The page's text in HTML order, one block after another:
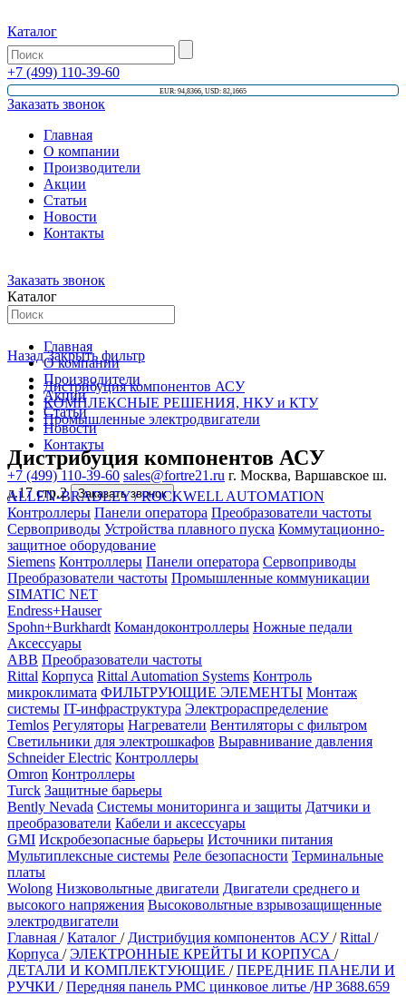
Каталог
+7 (499) 110-39-60
EUR: 94,8366, USD: 82,1665
Заказать звонок
Главная
О компании
Производители
Акции
Статьи
Новости
Контакты
Заказать звонок
Каталог
Главная
О компании
Производители
Акции
Статьи
Новости
Контакты
+7 (499) 110-39-60 sales@fortre21.ru г. Москва, Варшавское ш.
д.17 стр.2
Заказать звонок
Назад Закрыть фильтр
Дистрибуция компонентов АСУ
КОМПЛЕКСНЫЕ РЕШЕНИЯ, НКУ и КТУ
Промышленные электродвигатели
Дистрибуция компонентов АСУ
ALLEN-BRADLEY / ROCKWELL AUTOMATION
Контроллеры Панели оператора Преобразователи частоты
Сервоприводы Устройства плавного пуска Коммутационно-
защитное оборудование
Siemens Контроллеры Панели оператора Сервоприводы
Преобразователи частоты Промышленные коммуникации
SIMATIC NET
Endress+Hauser
Spohn+Burkhardt Командоконтроллеры Ножные педали
Аксессуары
ABB Преобразователи частоты
Rittal Корпуса Rittal Automation Systems Контроль
микроклимата ФИЛЬТРУЮЩИЕ ЭЛЕМЕНТЫ Монтаж
системы IT-инфраструктура Электрораспределение
Temlos Регуляторы Нагреватели Вентиляторы с фильтром
Светильники для электрошкафов Выравнивание давления
Schneider Electric Контроллеры
Omron Контроллеры
Turck Защитные барьеры
Bently Nevada Системы мониторинга и защиты Датчики и
преобразователи Кабели и аксессуары
GMI Искробезопасные барьеры Источники питания
Мультиплексные системы Реле безопасности Терминальные
платы
Wolong Низковольтные двигатели Двигатели среднего и
высокого напряжения Высоковольтные взрывозащищенные
электродвигатели
Главная / Каталог / Дистрибуция компонентов АСУ / Rittal /
Корпуса / ЭЛЕКТРОННЫЕ КРЕЙТЫ И КОРПУСА /
ДЕТАЛИ И КОМПЛЕКТУЮЩИЕ / ПЕРЕДНИЕ ПАНЕЛИ И
РУЧКИ / Передняя панель PMC цинковое литье /HP 3688.659